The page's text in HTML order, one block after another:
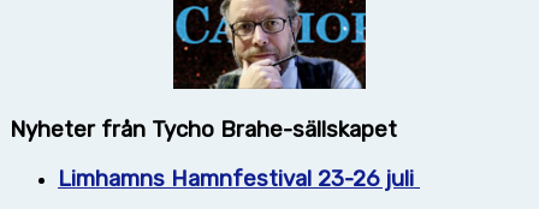
Nyheter från Tycho Brahe-sällskapet
Limhamns Hamnfestival 23-26 juli